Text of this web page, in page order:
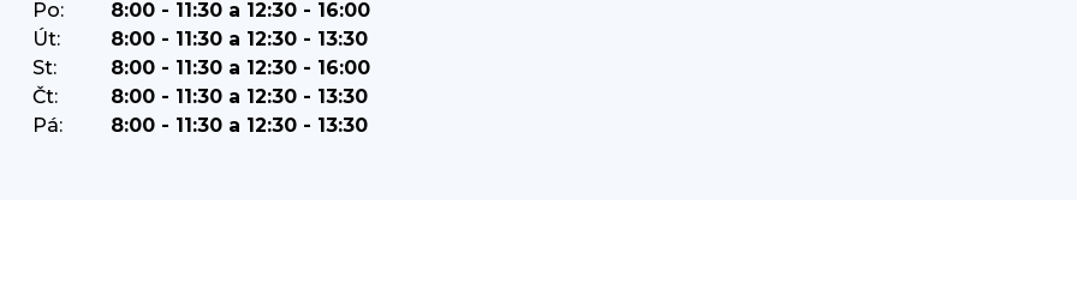
Po:
8:00 - 11:30 a 12:30 - 16:00
Út:
8:00 - 11:30 a 12:30 - 13:30
St:
8:00 - 11:30 a 12:30 - 16:00
Čt:
8:00 - 11:30 a 12:30 - 13:30
Pá:
8:00 - 11:30 a 12:30 - 13:30